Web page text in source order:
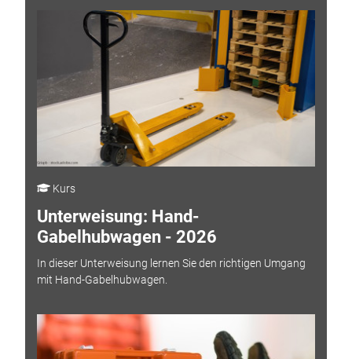
Kurs
Unterweisung: Hand-
Gabelhubwagen - 2026
In dieser Unterweisung lernen Sie den richtigen Umgang
mit Hand-Gabelhubwagen.